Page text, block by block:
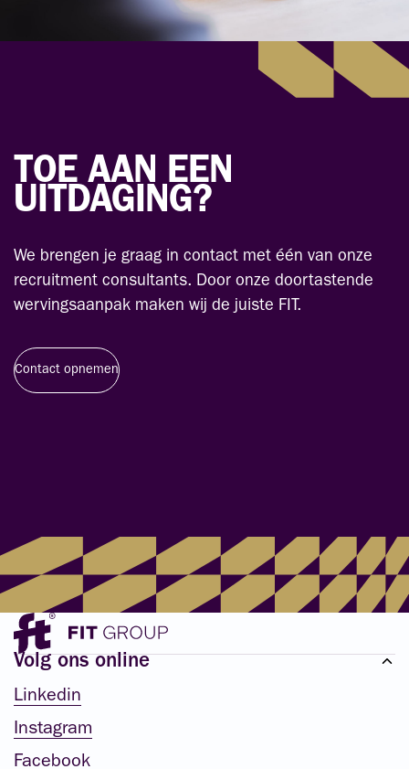
TOE AAN EEN
UITDAGING?
We brengen je graag in contact met één van onze
recruitment consultants. Door onze doortastende
wervingsaanpak maken wij de juiste FIT.
Contact opnemen
Volg ons online
Linkedin
Instagram
Facebook